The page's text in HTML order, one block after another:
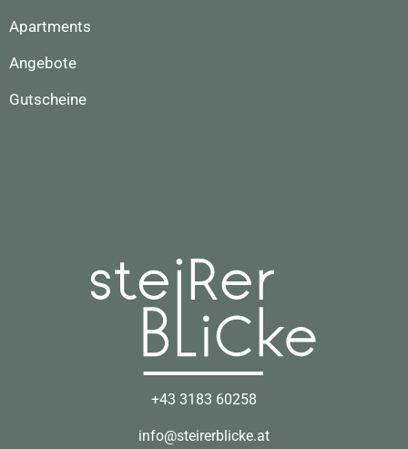
Apartments
Angebote
Gutscheine
+43 3183 60258
info@steirerblicke.at